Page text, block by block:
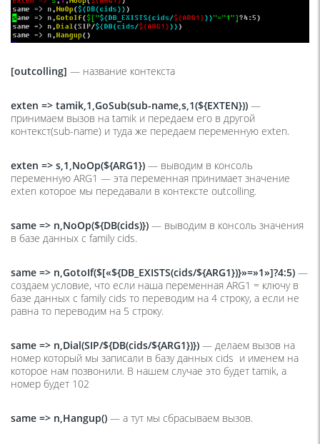
[outcolling] — название контекста
exten => tamik,1,GoSub(sub-name,s,1(${EXTEN})) —
принимаем вызов на tamik и передаем его в другой
контекст(sub-name) и туда же передаем переменную exten.
exten => s,1,NoOp(${ARG1}) — выводим в консоль
переменную ARG1 — эта переменная принимает значение
exten которое мы передавали в контексте outcolling.
same => n,NoOp(${DB(cids)}) — выводим в консоль значения
в базе данных с family cids.
same => n,GotoIf($[«${DB_EXISTS(cids/${ARG1})}»=»1»]?4:5) —
создаем условие, что если наша переменная ARG1 = ключу в
базе данных с family cids то переводим на 4 строку, а если не
равна то переводим на 5 строку.
same => n,Dial(SIP/${DB(cids/${ARG1})}) — делаем вызов на
номер который мы записали в базу данных cids и именем на
которое нам позвонили. В нашем случае это будет tamik, а
номер будет 102
same => n,Hangup() — а тут мы сбрасываем вызов.